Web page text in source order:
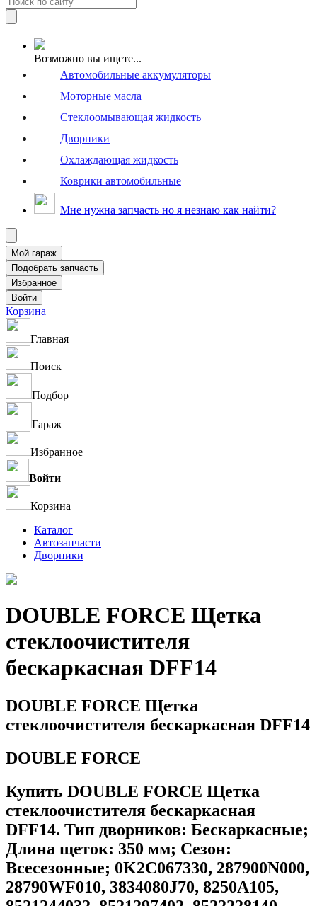
Возможно вы ищете...
Автомобильные аккумуляторы
Моторные масла
Стеклоомывающая жидкость
Дворники
Охлаждающая жидкость
Коврики автомобильные
Мне нужна запчасть но я незнаю как найти?
Корзина
Главная
Поиск
Подбор
Гараж
Избранное
Войти
Корзина
Каталог
Автозапчасти
Дворники
DOUBLE FORCE Щетка
стеклоочистителя
бескаркасная DFF14
DOUBLE FORCE Щетка
стеклоочистителя бескаркасная DFF14
DOUBLE FORCE
Купить DOUBLE FORCE Щетка
стеклоочистителя бескаркасная
DFF14. Тип дворников: Бескаркасные;
Длина щеток: 350 мм; Сезон:
Всесезонные; 0K2C067330, 287900N000,
28790WF010, 3834080J70, 8250A105,